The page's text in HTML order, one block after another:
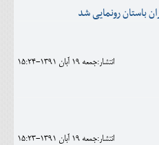
باستان رونمایی شد
انتشار:جمعه 19 آبان 1391-15:24
انتشار:جمعه 19 آبان 1391-15:23